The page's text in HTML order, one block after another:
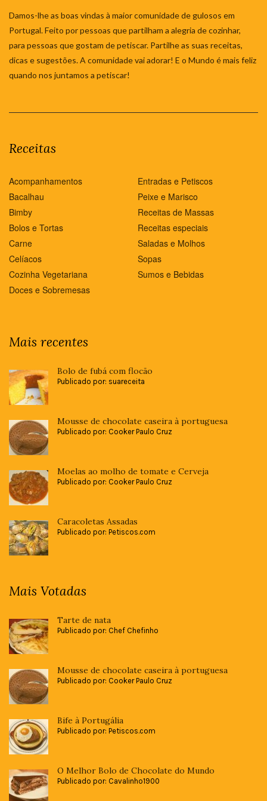
Damos-lhe as boas vindas à maior comunidade de gulosos em
Portugal. Feito por pessoas que partilham a alegria de cozinhar,
para pessoas que gostam de petiscar. Partilhe as suas receitas,
dicas e sugestões. A comunidade vai adorar! E o Mundo é mais feliz
quando nos juntamos a petiscar!
Receitas
Acompanhamentos
Bacalhau
Bimby
Bolos e Tortas
Carne
Celíacos
Cozinha Vegetariana
Doces e Sobremesas
Entradas e Petiscos
Peixe e Marisco
Receitas de Massas
Receitas especiais
Saladas e Molhos
Sopas
Sumos e Bebidas
Mais recentes
Bolo de fubá com flocão
Publicado por: suareceita
Mousse de chocolate caseira à portuguesa
Publicado por: Cooker Paulo Cruz
Moelas ao molho de tomate e Cerveja
Publicado por: Cooker Paulo Cruz
Caracoletas Assadas
Publicado por: Petiscos.com
Mais Votadas
Tarte de nata
Publicado por: Chef Chefinho
Mousse de chocolate caseira à portuguesa
Publicado por: Cooker Paulo Cruz
Bife à Portugália
Publicado por: Petiscos.com
O Melhor Bolo de Chocolate do Mundo
Publicado por: Cavalinho1900